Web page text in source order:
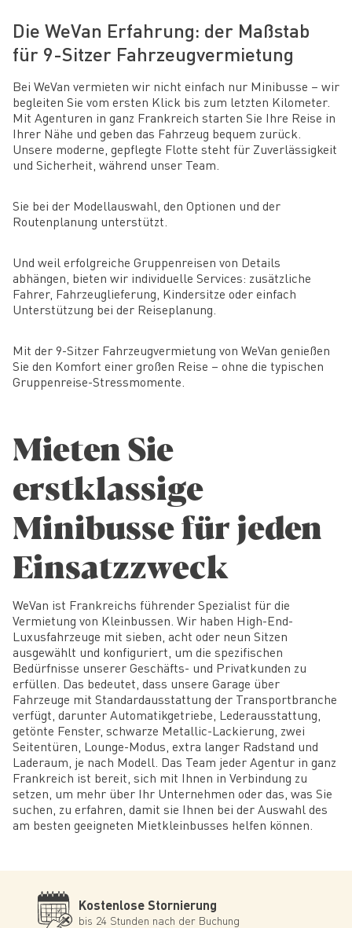
Die WeVan Erfahrung: der Maßstab
für 9-Sitzer Fahrzeugvermietung
Bei WeVan vermieten wir nicht einfach nur Minibusse – wir
begleiten Sie vom ersten Klick bis zum letzten Kilometer.
Mit Agenturen in ganz Frankreich starten Sie Ihre Reise in
Ihrer Nähe und geben das Fahrzeug bequem zurück.
Unsere moderne, gepflegte Flotte steht für Zuverlässigkeit
und Sicherheit, während unser Team.
Sie bei der Modellauswahl, den Optionen und der
Routenplanung unterstützt.
Und weil erfolgreiche Gruppenreisen von Details
abhängen, bieten wir individuelle Services: zusätzliche
Fahrer, Fahrzeuglieferung, Kindersitze oder einfach
Unterstützung bei der Reiseplanung.
Mit der 9-Sitzer Fahrzeugvermietung von WeVan genießen
Sie den Komfort einer großen Reise – ohne die typischen
Gruppenreise-Stressmomente.
Mieten Sie
erstklassige
Minibusse für jeden
Einsatzzweck
WeVan ist Frankreichs führender Spezialist für die
Vermietung von Kleinbussen. Wir haben High-End-
Luxusfahrzeuge mit sieben, acht oder neun Sitzen
ausgewählt und konfiguriert, um die spezifischen
Bedürfnisse unserer Geschäfts- und Privatkunden zu
erfüllen. Das bedeutet, dass unsere Garage über
Fahrzeuge mit Standardausstattung der Transportbranche
verfügt, darunter Automatikgetriebe, Lederausstattung,
getönte Fenster, schwarze Metallic-Lackierung, zwei
Seitentüren, Lounge-Modus, extra langer Radstand und
Laderaum, je nach Modell. Das Team jeder Agentur in ganz
Frankreich ist bereit, sich mit Ihnen in Verbindung zu
setzen, um mehr über Ihr Unternehmen oder das, was Sie
suchen, zu erfahren, damit sie Ihnen bei der Auswahl des
am besten geeigneten Mietkleinbusses helfen können.
Kostenlose Stornierung
bis 24 Stunden nach der Buchung